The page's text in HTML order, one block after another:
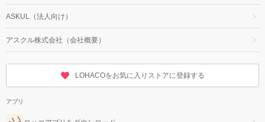
ASKUL（法人向け）
アスクル株式会社（会社概要）
LOHACOをお気に入りストアに登録する
アプリ